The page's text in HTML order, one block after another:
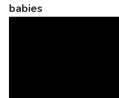
babies